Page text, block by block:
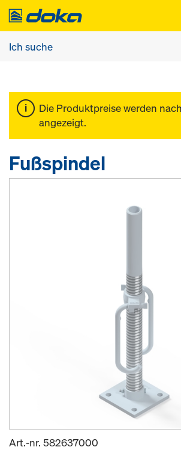
Die Produktpreise werden
angezeigt.
Fußspindel
Art.-nr. 582637000